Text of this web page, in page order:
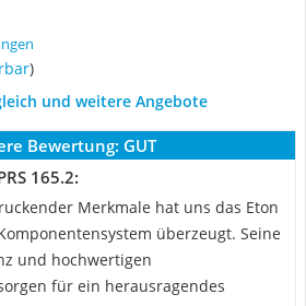
)
und weitere Angebote
Bewertung: GUT
165.2:
Merkmale hat uns das Eton
überzeugt. Seine
und hochwertigen
für ein herausragendes